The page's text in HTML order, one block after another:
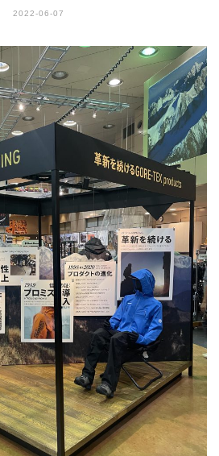
2022-06-07